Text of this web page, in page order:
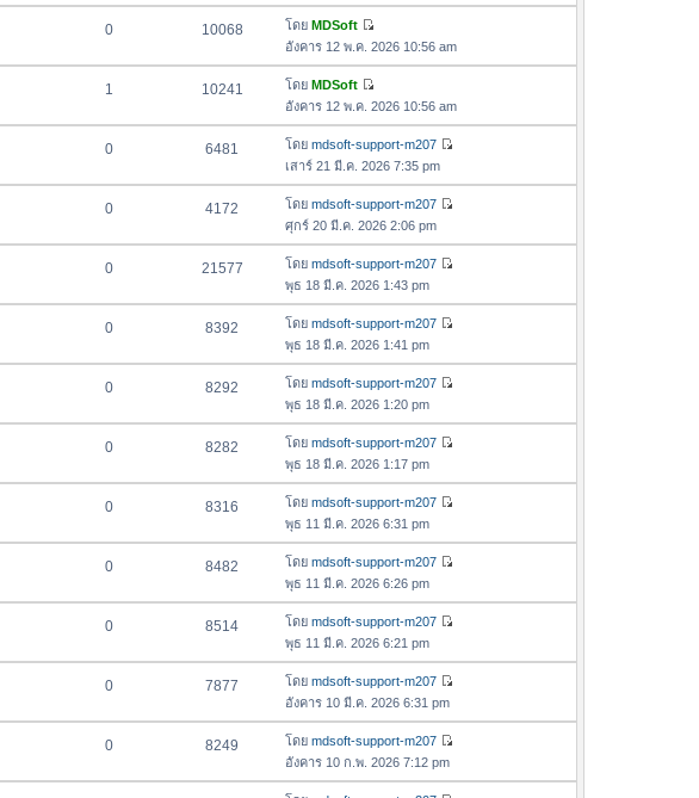
ล่
สุ
ว
ม
ล่
สุ
ค
ว
ม
ล่
า
สุ
0 10068 โดย MDSoft
ดู
ข้
ค
ว
า
ม
ล่
า
สุ
อังคาร 12 พ.ค. 2026 10:56 am
1 10241 โดย MDSoft
ดู
ข้
อ
ค
ว
า
ม
ล่
า
สุ
อังคาร 12 พ.ค. 2026 10:56 am
0 6481 โดย mdsoft-support-m207
ข้
ว
ล่
เสาร์ 21 มี.ค. 2026 7:35 pm
0 4172 โดย mdsoft-support-m207
ข้
ว
ล่
ศุกร์ 20 มี.ค. 2026 2:06 pm
0 21577 โดย mdsoft-support-m207
ข้
ว
ล่
พุธ 18 มี.ค. 2026 1:43 pm
0 8392 โดย mdsoft-support-m207
ข้
ว
ล่
พุธ 18 มี.ค. 2026 1:41 pm
0 8292 โดย mdsoft-support-m207
ข้
ว
ล่
พุธ 18 มี.ค. 2026 1:20 pm
0 8282 โดย mdsoft-support-m207
ข้
ว
ล่
พุธ 18 มี.ค. 2026 1:17 pm
0 8316 โดย mdsoft-support-m207
ข้
ว
ล่
พุธ 11 มี.ค. 2026 6:31 pm
0 8482 โดย mdsoft-support-m207
ข้
ว
ล่
พุธ 11 มี.ค. 2026 6:26 pm
0 8514 โดย mdsoft-support-m207
ข้
ว
ล่
พุธ 11 มี.ค. 2026 6:21 pm
0 7877 โดย mdsoft-support-m207
ข้
ว
อังคาร 10 มี.ค. 2026 6:31 pm
0 8249 โดย mdsoft-support-m207
ข้
อังคาร 10 ก.พ. 2026 7:12 pm